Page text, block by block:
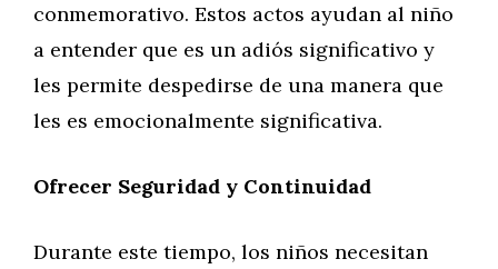
conmemorativo. Estos actos ayudan al niño
a entender que es un adiós significativo y
les permite despedirse de una manera que
les es emocionalmente significativa.
Ofrecer Seguridad y Continuidad
Durante este tiempo, los niños necesitan